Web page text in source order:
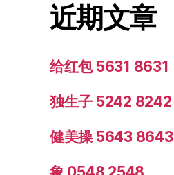
近期文章
给红包 5631 8631
独生子 5242 8242
健美操 5643 8643